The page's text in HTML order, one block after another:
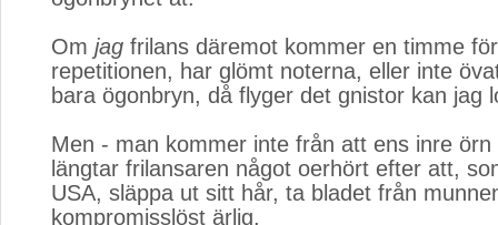
Om jag frilans däremot kommer en timme
repetitionen, har glömt noterna, eller inte
bara ögonbryn, då flyger det gnistor kan jag
Men - man kommer inte från att ens inre örn
längtar frilansaren något oerhört efter att,
USA, släppa ut sitt hår, ta bladet från
kompromisslöst ärlig.